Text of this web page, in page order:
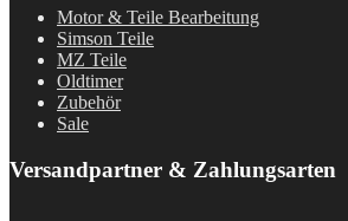
Motor & Teile Bearbeitung
Simson Teile
MZ Teile
Oldtimer
Zubehör
Sale
Versandpartner & Zahlungsarten